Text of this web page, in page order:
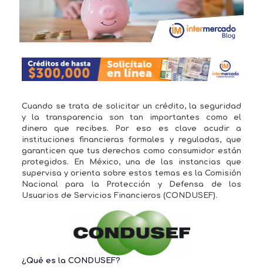
Cuando se trata de solicitar un crédito, la seguridad
y la transparencia son tan importantes como el
dinero que recibes. Por eso es clave acudir a
instituciones financierasformales y reguladas, que
garanticen que tus derechos como consumidor están
protegidos. En México, una de las instancias que
supervisa y orienta sobre estos temas es laComisión
Nacional para la Protección y Defensa de los
Usuarios de Servicios Financieros (CONDUSEF).
¿Qué es la CONDUSEF?